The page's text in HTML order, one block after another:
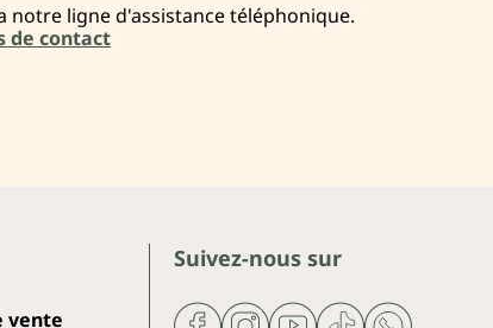
notre ligne d'assistance téléphonique.
de contact
Suivez-nous sur
vente